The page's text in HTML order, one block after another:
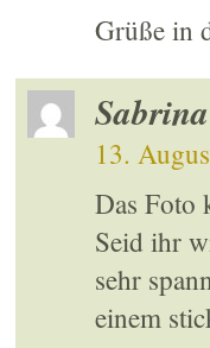
Grüße in
Sabrina
13.
Das Foto
Seid ihr
sehr
einem